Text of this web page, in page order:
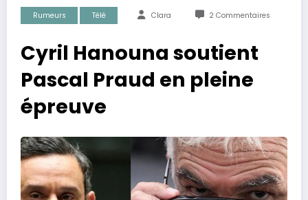
Rumeurs Télé Clara 2 Commentaires
Cyril Hanouna soutient
Pascal Praud en pleine
épreuve